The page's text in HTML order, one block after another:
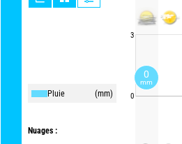
Pluie (mm)
Nuages :
3
0
0
mm